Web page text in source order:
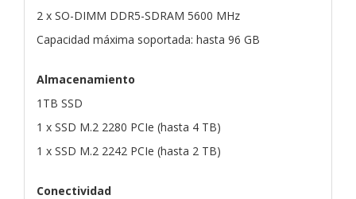
2 x SO-DIMM DDR5-SDRAM 5600 MHz
Capacidad máxima soportada: hasta 96 GB
Almacenamiento
1TB SSD
1 x SSD M.2 2280 PCIe (hasta 4 TB)
1 x SSD M.2 2242 PCIe (hasta 2 TB)
Conectividad